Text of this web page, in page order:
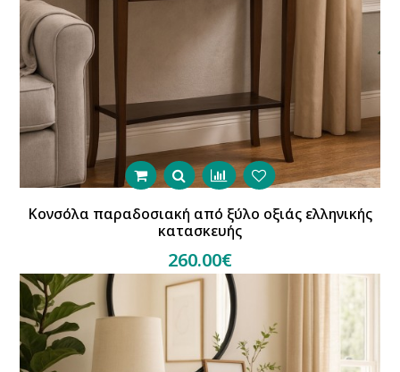
Κονσόλα παραδοσιακή από ξύλο οξιάς ελληνικής
κατασκευής
260.00€